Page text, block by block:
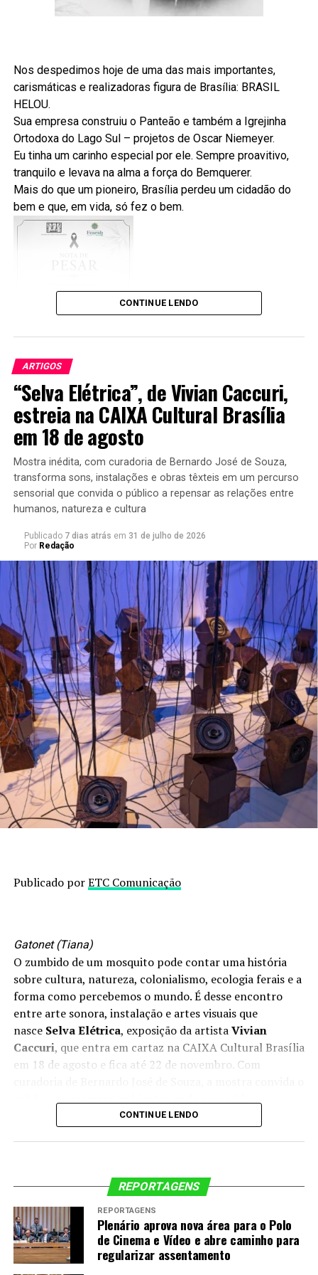
Justiça Eleitoral faz toda a diferença.
direcionados a nenhum candidato e não alteram o
cálculo dos votos válidos utilizados para definir os
eleitos. Por isso, participar de forma consciente significa
escolher um candidato de acordo com suas convicções e
acompanhar, depois da eleição, o trabalho dos
representantes escolhidos.
A democracia não se fortalece apenas no dia da votação.
Ela depende da participação permanente da sociedade,
do respeito às instituições e do compromisso de cada
cidadão com a informação de qualidade. Informar-se,
comparar propostas e votar com responsabilidade são
Para conferir o calendário completo, as regras
2026 do TSE
Nos despedimos hoje de uma das mais importantes,
carismáticas e realizadoras figura de Brasília: BRASIL
HELOU.
Sua empresa construiu o Panteão e também a Igrejinha
Ortodoxa do Lago Sul – projetos de Oscar Niemeyer.
Eu tinha um carinho especial por ele. Sempre proavitivo,
tranquilo e levava na alma a força do Bemquerer.
Mais do que um pioneiro, Brasília perdeu um cidadão do
bem e que, em vida, só fez o bem.
CONTINUE LENDO
ARTIGOS
“Selva Elétrica”, de Vivian Caccuri,
estreia na CAIXA Cultural Brasília
em 18 de agosto
Mostra inédita, com curadoria de Bernardo José de Souza,
transforma sons, instalações e obras têxteis em um percurso
sensorial que convida o público a repensar as relações entre
humanos, natureza e cultura
Publicado 7 dias atrás em 31 de julho de 2026
Por Redação
Publicado porETC Comunicação
Gatonet (Tiana)
O zumbido de um mosquito pode contar uma história
sobre cultura, natureza, colonialismo, ecologia ferais e a
forma como percebemos o mundo. É desse encontro
entre arte sonora, instalação e artes visuais que
nasce Selva Elétrica, exposição da artistaVivian
Caccuri, que entra em cartaz na CAIXA Cultural Brasília
em 18 de agosto e fica até 22 de novembro. Com
esculturas e obras têxteis que transformam a galeria em
uma experiência imersiva, na qual a escuta ocupa um
Em vez de apresentar obras isoladas,Selva
Elétrica
constrói uma grande atmosfera sensorial.
Cabos elétricos assumem a forma de cipós, caixas de som
se espalham pelo espaço como se integrassem uma
floresta e sons produzidos a partir de registros
CONTINUE LENDO
REPORTAGENS
REPORTAGENS
Plenário aprova nova área para o Polo
de Cinema e Vídeo e abre caminho para
regularizar assentamento